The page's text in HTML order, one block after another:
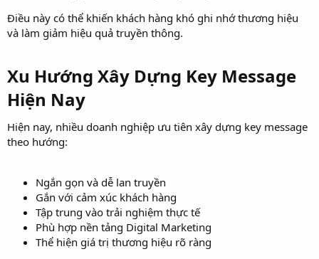
Điều này có thể khiến khách hàng khó ghi nhớ thương hiệu
và làm giảm hiệu quả truyền thông.
Xu Hướng Xây Dựng Key Message
Hiện Nay​
Hiện nay, nhiều doanh nghiệp ưu tiên xây dựng key message
theo hướng:
Ngắn gọn và dễ lan truyền
Gắn với cảm xúc khách hàng
Tập trung vào trải nghiệm thực tế
Phù hợp nền tảng Digital Marketing
Thể hiện giá trị thương hiệu rõ ràng